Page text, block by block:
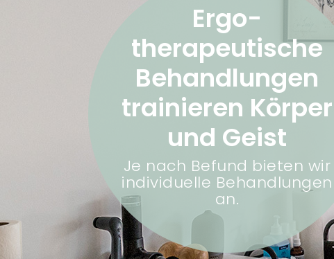
Ergo-
therapeutische
Behandlungen
trainieren Körper
und Geist
Je nach Befund bieten wir
individuelle Behandlungen
an.